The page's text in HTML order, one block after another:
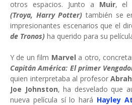
otros espacios. Junto a Muir, el
(Troya, Harry Potter) también se
impresionantes escenarios que el
de Tronos) ha querido para su
Y de un film Marvel a otro,
Capitán América: El primer
quien interpretaba al profesor
Joe Johnston, ha desvelado que
nueva película sí lo hará Hayley